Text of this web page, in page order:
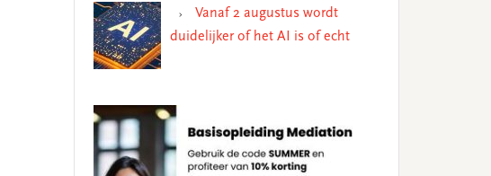
Vanaf 2 augustus wordt
duidelijker of het AI is of echt